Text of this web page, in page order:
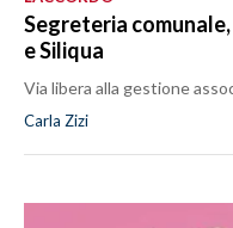
Segreteria
e Siliqua
Via libera alla gestione
Carla Zizi